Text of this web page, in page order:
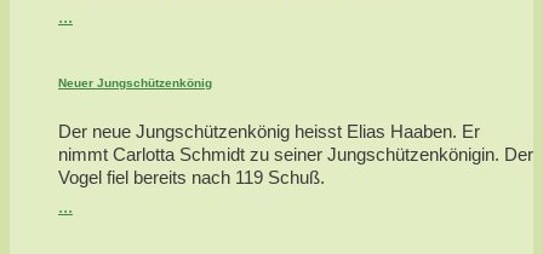
...
Neuer Jungschützenkönig
Der neue Jungschützenkönig heisst Elias Haaben. Er
nimmt Carlotta Schmidt zu seiner Jungschützenkönigin. Der
Vogel fiel bereits nach 119 Schuß.
...